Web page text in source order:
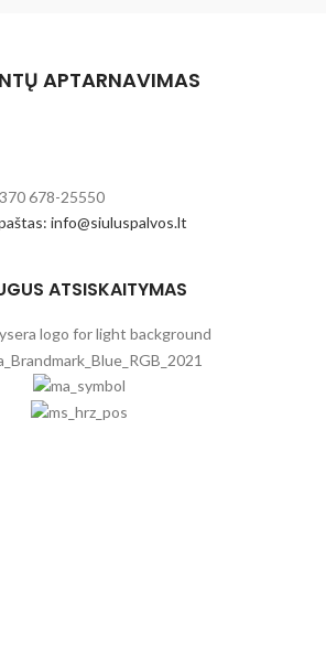
APTARNAVIMAS
678-25550
info@siuluspalvos.lt
ATSISKAITYMAS